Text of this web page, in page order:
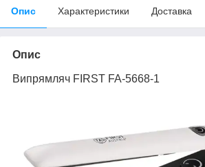
Опис Характеристики Доставка
Опис
Випрямляч FIRST FA-5668-1